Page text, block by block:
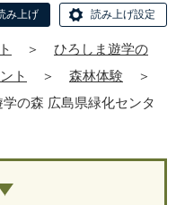
み上げ 読み上げ設定
＞
ひろしま遊学の
ト ＞ 森林体験
＞
の森 広島県緑化センタ